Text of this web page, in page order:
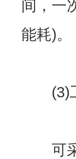
间，一
能耗)。
(3)工
可采